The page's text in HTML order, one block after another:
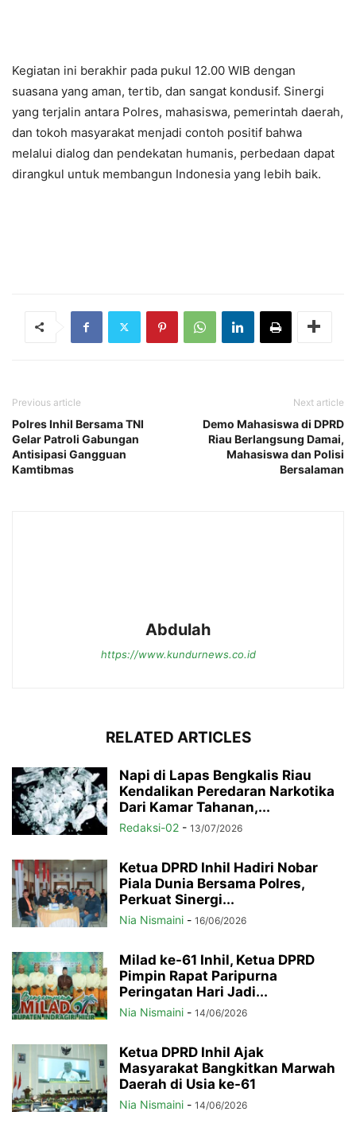
Kegiatan ini berakhir pada pukul 12.00 WIB dengan
suasana yang aman, tertib, dan sangat kondusif. Sinergi
yang terjalin antara Polres, mahasiswa, pemerintah daerah,
dan tokoh masyarakat menjadi contoh positif bahwa
melalui dialog dan pendekatan humanis, perbedaan dapat
dirangkul untuk membangun Indonesia yang lebih baik.
Previous article
Polres Inhil Bersama TNI
Gelar Patroli Gabungan
Antisipasi Gangguan
Kamtibmas
Next article
Demo Mahasiswa di DPRD
Riau Berlangsung Damai,
Mahasiswa dan Polisi
Bersalaman
Abdulah
https://www.kundurnews.co.id
RELATED ARTICLES
Napi di Lapas Bengkalis Riau
Kendalikan Peredaran Narkotika
Dari Kamar Tahanan,...
Redaksi-02 - 13/07/2026
Ketua DPRD Inhil Hadiri Nobar
Piala Dunia Bersama Polres,
Perkuat Sinergi...
Nia Nismaini - 16/06/2026
Milad ke-61 Inhil, Ketua DPRD
Pimpin Rapat Paripurna
Peringatan Hari Jadi...
Nia Nismaini - 14/06/2026
Ketua DPRD Inhil Ajak
Masyarakat Bangkitkan Marwah
Daerah di Usia ke-61
Nia Nismaini - 14/06/2026